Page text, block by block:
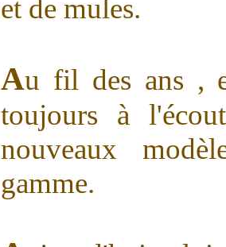
et de mules.
Au fil des ans ,
toujours à
nouveaux
gamme.